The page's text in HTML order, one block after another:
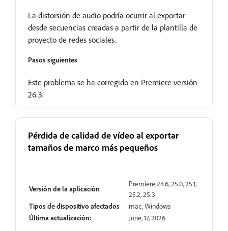
La distorsión de audio podría ocurrir al exportar
desde secuencias creadas a partir de la plantilla de
proyecto de redes sociales.
Pasos siguientes
Este problema se ha corregido en Premiere versión
26.3.
Pérdida de calidad de vídeo al exportar
tamaños de marco más pequeños
Versión de la aplicación
Premiere 24.6, 25.0, 25.1,
25.2, 25.3
Tipos de dispositivo afectados
mac, Windows
Última actualización:
June, 17, 2026